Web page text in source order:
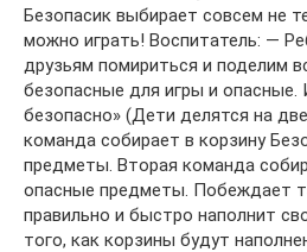
Безопасик выбирает совсем не
можно играть! Воспитатель: —
друзьям помириться и поделим
безопасные для игры и опасные.
безопасно» (Дети делятся на
команда собирает в корзину
предметы. Вторая команда
опасные предметы. Побеждает
правильно и быстро наполнит
того, как корзины будут